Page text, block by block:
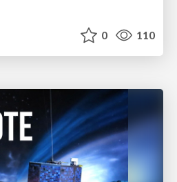
0 110